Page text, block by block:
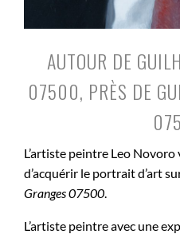
AUTOUR DE
07500, PRÈS DE
L’artiste peintre Leo Novoro
d’acquérir le portrait d’art
Granges 07500.
L’artiste peintre avec une